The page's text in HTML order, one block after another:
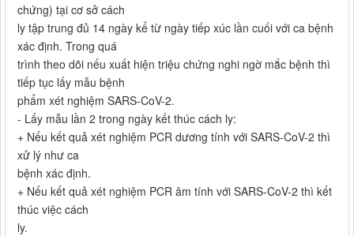
chứng) tại cơ sở cách
ly tập trung đủ 14 ngày kể từ ngày tiếp xúc lần cuối với ca bệnh
xác định. Trong quá
trình theo dõi nếu xuất hiện triệu chứng nghi ngờ mắc bệnh thì
tiếp tục lấy mẫu bệnh
phẩm xét nghiệm SARS-CoV-2.
- Lấy mẫu lần 2 trong ngày kết thúc cách ly:
+ Nếu kết quả xét nghiệm PCR dương tính với SARS-CoV-2 thì
xử lý như ca
bệnh xác định.
+ Nếu kết quả xét nghiệm PCR âm tính với SARS-CoV-2 thì kết
thúc việc cách
ly.